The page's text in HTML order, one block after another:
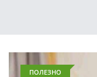
ПОЛЕЗНО